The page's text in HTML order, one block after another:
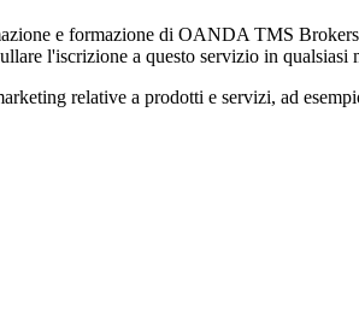
e formazione di OANDA TMS
l'iscrizione a questo servizio in qualsiasi
relative a prodotti e servizi, ad